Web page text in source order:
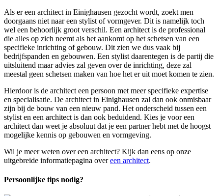
Als er een architect in Einighausen gezocht wordt, zoekt men
doorgaans niet naar een stylist of vormgever. Dit is namelijk toch
wel een behoorlijk groot verschil. Een architect is de professional
die alles op zich neemt als het aankomt op het schetsen van een
specifieke inrichting of gebouw. Dit zien we dus vaak bij
bedrijfspanden en gebouwen. Een stylist daarentegen is de partij die
uitsluitend maar advies zal geven over de inrichting, deze zal
meestal geen schetsen maken van hoe het er uit moet komen te zien.
Hierdoor is de architect een persoon met meer specifieke expertise
en specialisatie. De architect in Einighausen zal dan ook onmisbaar
zijn bij de bouw van een nieuw pand. Het onderscheid tussen een
stylist en een architect is dan ook beduidend. Kies je voor een
architect dan weet je absoluut dat je een partner hebt met de hoogst
mogelijke kennis op gebouwen en vormgeving.
Wil je meer weten over een architect? Kijk dan eens op onze
uitgebreide informatiepagina overeen architect.
Persoonlijke tips nodig?